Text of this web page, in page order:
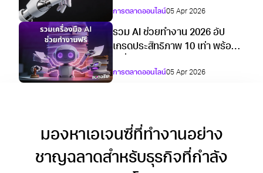
การตลาดออนไลน์05 Apr 2026
รวม AI ช่วยทำงาน 2026 อัป
เกรดประสิทธิภาพ 10 เท่า พร้อม
การตลาดออนไลน์05 Apr 2026
มองหาเอเจนซี่ที่ทำงานอย่าง
ชาญฉลาดสำหรับธุรกิจที่กำลัง